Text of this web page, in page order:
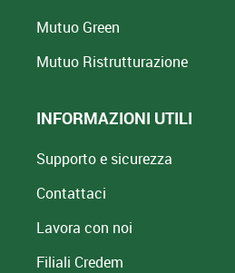
Mutuo Green
Mutuo Ristrutturazione
INFORMAZIONI UTILI
Supporto e sicurezza
Contattaci
Lavora con noi
Filiali Credem